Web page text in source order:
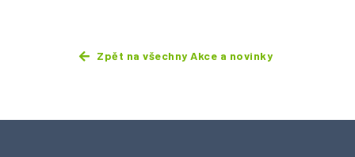
Zpět na všechny Akce a novinky